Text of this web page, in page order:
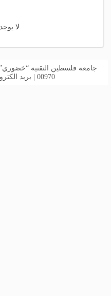
لا
00970 | بريد الكتروني